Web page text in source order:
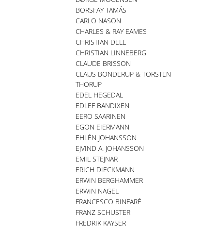
BORSFAY TAMÁS
CARLO NASON
CHARLES & RAY EAMES
CHRISTIAN DELL
CHRISTIAN LINNEBERG
CLAUDE BRISSON
CLAUS BONDERUP & TORSTEN
THORUP
EDEL HEGEDAL
EDLEF BANDIXEN
EERO SAARINEN
EGON EIERMANN
EHLÉN JOHANSSON
EJVIND A. JOHANSSON
EMIL STEJNAR
ERICH DIECKMANN
ERWIN BERGHAMMER
ERWIN NAGEL
FRANCESCO BINFARÉ
FRANZ SCHUSTER
FREDRIK KAYSER